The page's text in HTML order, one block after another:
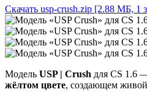
Скачать usp-crush.zip [2.88 МБ, 1
Модель USP | Crush для CS 1.6
жёлтом цвете, создающем